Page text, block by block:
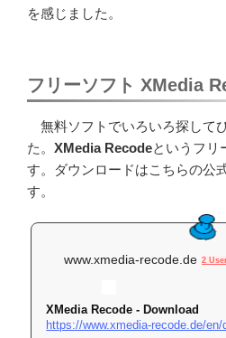
を感じました。
フリーソフト XMedia
無料ソフトでいろいろ探して
た。 XMedia Recodeというフリ
す。ダウンロードはこちらの公
す。
www.xmedia-recode.de 2
XMedia Recode - Download
https://www.xmedia-recode.de/en/